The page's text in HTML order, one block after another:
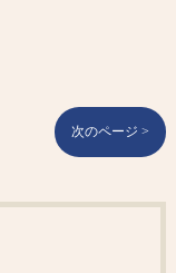
次のページ >